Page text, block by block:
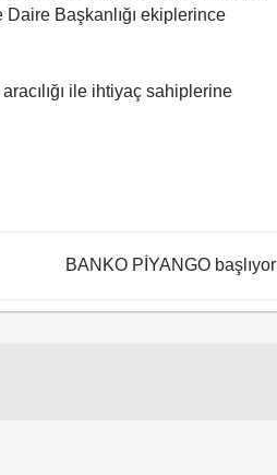
Başkanlığı ekiplerince
ile ihtiyaç sahiplerine
BANKO PİYANGO başlıyor